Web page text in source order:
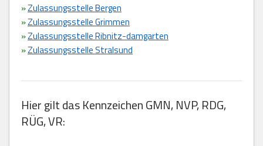
»Zulassungsstelle Bergen
»Zulassungsstelle Grimmen
»Zulassungsstelle Ribnitz-damgarten
»Zulassungsstelle Stralsund
Hier gilt das Kennzeichen GMN, NVP, RDG,
RÜG, VR: